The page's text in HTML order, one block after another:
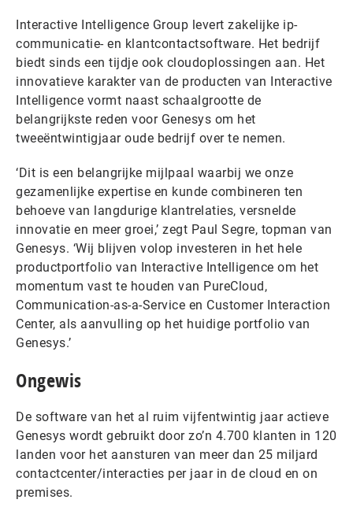
Interactive Intelligence Group levert zakelijke ip-
communicatie- en klantcontactsoftware. Het bedrijf
biedt sinds een tijdje ook cloudoplossingen aan. Het
innovatieve karakter van de producten van Interactive
Intelligence vormt naast schaalgrootte de
belangrijkste reden voor Genesys om het
tweeëntwintigjaar oude bedrijf over te nemen.
‘Dit is een belangrijke mijlpaal waarbij we onze
gezamenlijke expertise en kunde combineren ten
behoeve van langdurige klantrelaties, versnelde
innovatie en meer groei,’ zegt Paul Segre, topman van
Genesys. ‘Wij blijven volop investeren in het hele
productportfolio van Interactive Intelligence om het
momentum vast te houden van PureCloud,
Communication-as-a-Service en Customer Interaction
Center, als aanvulling op het huidige portfolio van
Genesys.’
Ongewis
De software van het al ruim vijfentwintig jaar actieve
Genesys wordt gebruikt door zo’n 4.700 klanten in 120
landen voor het aansturen van meer dan 25 miljard
contactcenter/interacties per jaar in de cloud en on
premises.